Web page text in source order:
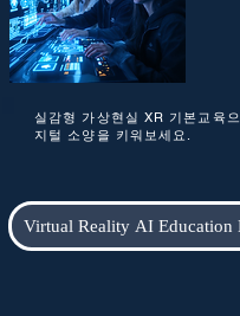
실감형 가상현실 XR 기본교육
지털 소양을 키워보세요.
Virtual Reality AI Education